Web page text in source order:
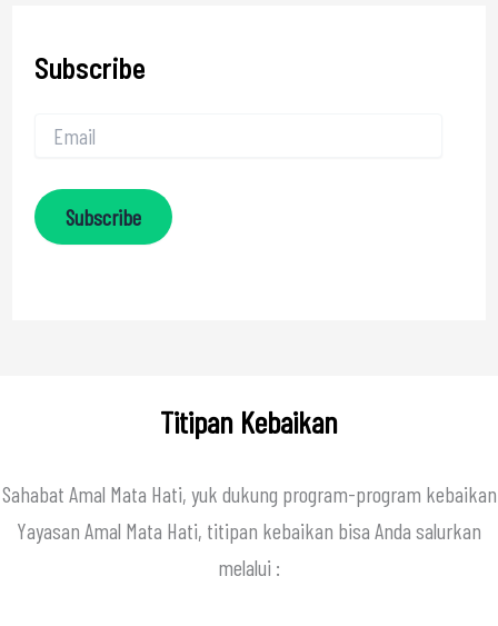
Subscribe
Subscribe
Titipan Kebaikan
Sahabat Amal Mata Hati, yuk dukung program-program kebaikan
Yayasan Amal Mata Hati, titipan kebaikan bisa Anda salurkan
melalui :